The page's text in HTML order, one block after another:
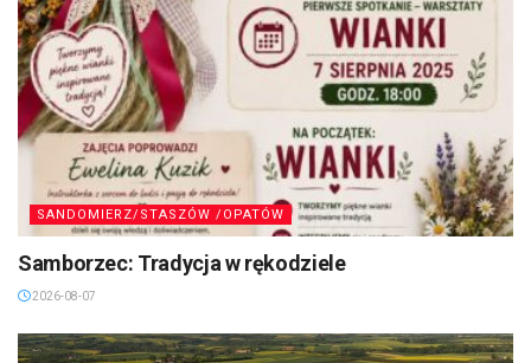
SANDOMIERZ/STASZÓW /OPATÓW
Samborzec: Tradycja w rękodziele
2026-08-07